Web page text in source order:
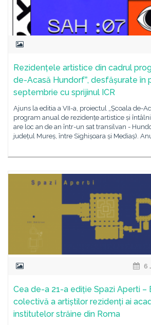
Rezidențele artistice din cadrul
de-Acasă Hundorfˮ, desfășurate în
septembrie cu sprijinul ICR
Ajuns la editia a VII-a, proiectul „Școala de-
program anual de rezidențe artistice și
are loc an de an într-un sat transilvan -
județul Mureș, între Sighișoara și Mediaș).
6
Cea de-a 21-a ediție Spazi Aperti –
colectivă a artiștilor rezidenți ai
institutelor străine din Roma